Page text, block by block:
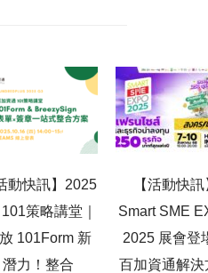
動快訊】2025
策略講堂｜
101Form 新
潛力！整合
【活動快訊
Smart SME
2025 展會登
百加資通解決